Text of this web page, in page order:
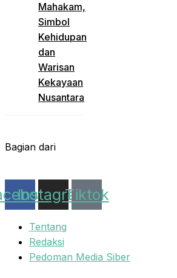
Mahakam,
Simbol
Kehidupan
dan
Warisan
Kekayaan
Nusantara
Bagian dari
Instagram
Tiktok
Tentang
Redaksi
Pedoman Media Siber